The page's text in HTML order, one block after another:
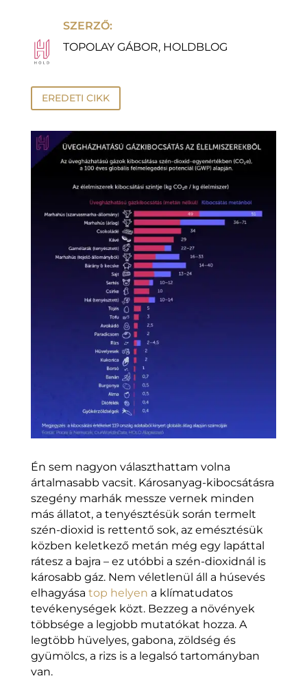
SZERZŐ:
TOPOLAY GÁBOR, HOLDBLOG
EREDETI CIKK
Én sem nagyon választhattam volna
ártalmasabb vacsit. Károsanyag-kibocsátásra
szegény marhák messze vernek minden
más állatot, a tenyésztésük során termelt
szén-dioxid is rettentő sok, az emésztésük
közben keletkező metán még egy lapáttal
rátesz a bajra – ez utóbbi a szén-dioxidnál is
károsabb gáz. Nem véletlenül áll a húsevés
elhagyása top helyen a klímatudatos
tevékenységek közt. Bezzeg a növények
többsége a legjobb mutatókat hozza. A
legtöbb hüvelyes, gabona, zöldség és
gyümölcs, a rizs is a legalsó tartományban
van.